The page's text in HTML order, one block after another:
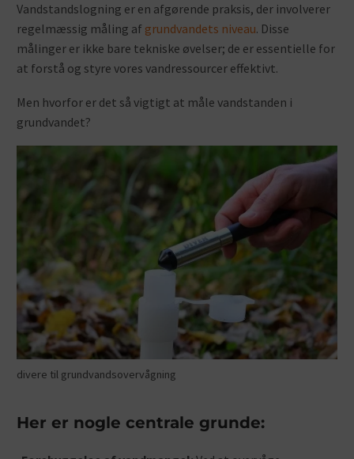
Vandstandslogning er en afgørende praksis, der involverer
regelmæssig måling af grundvandets niveau. Disse
målinger er ikke bare tekniske øvelser; de er essentielle for
at forstå og styre vores vandressourcer effektivt.
Men hvorfor er det så vigtigt at måle vandstanden i
grundvandet?
divere til grundvandsovervågning
Her er nogle centrale grunde: